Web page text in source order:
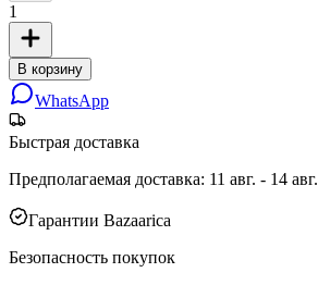
1
В корзину
WhatsApp
Быстрая доставка
Предполагаемая доставка: 11 авг. - 14 авг.
Гарантии Bazaarica
Безопасность покупок